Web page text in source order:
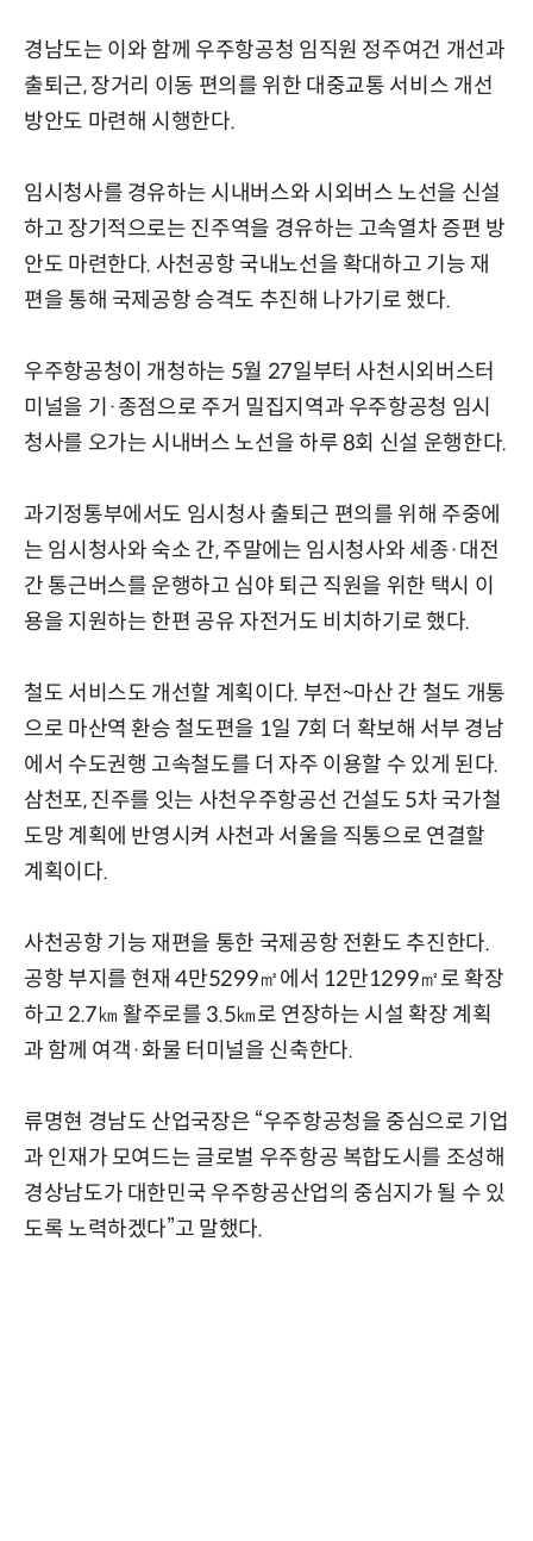
경남도는 이와 함께 우주항공청 임직원 정주여건 개선과
출퇴근, 장거리 이동 편의를 위한 대중교통 서비스 개선
방안도 마련해 시행한다.
임시청사를 경유하는 시내버스와 시외버스 노선을 신설
하고 장기적으로는 진주역을 경유하는 고속열차 증편 방
안도 마련한다. 사천공항 국내노선을 확대하고 기능 재
편을 통해 국제공항 승격도 추진해 나가기로 했다.
우주항공청이 개청하는 5월 27일부터 사천시외버스터
미널을 기·종점으로 주거 밀집지역과 우주항공청 임시
청사를 오가는 시내버스 노선을 하루 8회 신설 운행한다.
과기정통부에서도 임시청사 출퇴근 편의를 위해 주중에
는 임시청사와 숙소 간, 주말에는 임시청사와 세종·대전
간 통근버스를 운행하고 심야 퇴근 직원을 위한 택시 이
용을 지원하는 한편 공유 자전거도 비치하기로 했다.
철도 서비스도 개선할 계획이다. 부전~마산 간 철도 개통
으로 마산역 환승 철도편을 1일 7회 더 확보해 서부 경남
에서 수도권행 고속철도를 더 자주 이용할 수 있게 된다.
삼천포, 진주를 잇는 사천우주항공선 건설도 5차 국가철
도망 계획에 반영시켜 사천과 서울을 직통으로 연결할
계획이다.
사천공항 기능 재편을 통한 국제공항 전환도 추진한다.
공항 부지를 현재 4만5299㎡에서 12만1299㎡로 확장
하고 2.7㎞ 활주로를 3.5㎞로 연장하는 시설 확장 계획
과 함께 여객·화물 터미널을 신축한다.
류명현 경남도 산업국장은 “우주항공청을 중심으로 기업
과 인재가 모여드는 글로벌 우주항공 복합도시를 조성해
경상남도가 대한민국 우주항공산업의 중심지가 될 수 있
도록 노력하겠다”고 말했다.